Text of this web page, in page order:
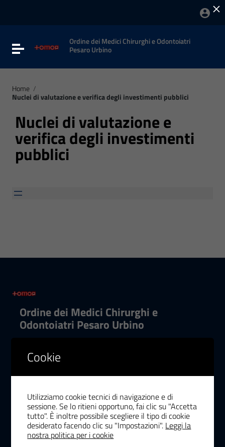
Attiva / disattiva la navigazione
Ordine dei Medici Chirurghi e Odontoiatri
Pesaro Urbino
Home /
Nuclei di valutazione e verifica degli investimenti pubblici
Nuclei di valutazione e
verifica degli investimenti
pubblici
Ordine dei Medici Chirurghi e
Odontoiatri Pesaro Urbino
Whistleblowing
Impostazioni COOKIES
RECAPITI
×
Cookie
Utilizziamo cookie tecnici di navigazione e di
sessione. Se lo ritieni opportuno, fai clic su "Accetta
tutto". È inoltre possibile scegliere il tipo di cookie
desiderato facendo clic su "Impostazioni". Leggi la
nostra politica per i cookie